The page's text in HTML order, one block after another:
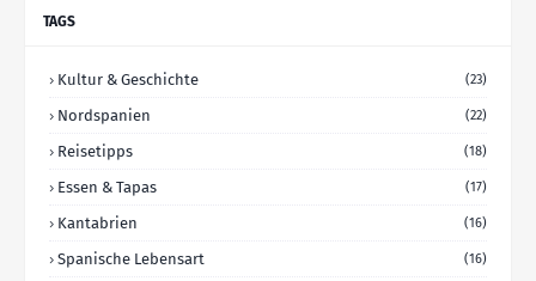
TAGS
Kultur & Geschichte (23)
Nordspanien (22)
Reisetipps (18)
Essen & Tapas (17)
Kantabrien (16)
Spanische Lebensart (16)